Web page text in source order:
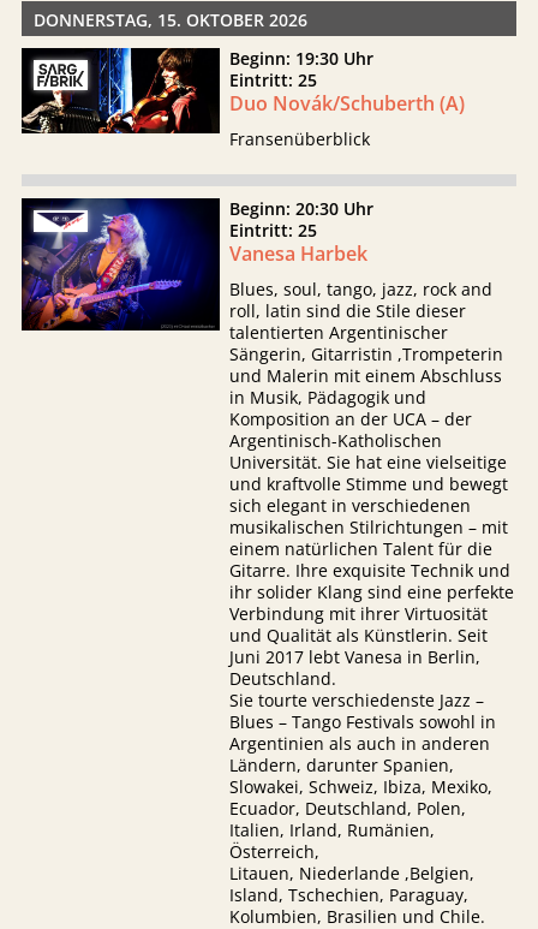
DONNERSTAG, 15. OKTOBER 2026
Beginn: 19:30 Uhr
Eintritt: 25
Duo Novák/Schuberth (A)
Fransenüberblick
Beginn: 20:30 Uhr
Eintritt: 25
Vanesa Harbek
Blues, soul, tango, jazz, rock and
roll, latin sind die Stile dieser
talentierten Argentinischer
Sängerin, Gitarristin ,Trompeterin
und Malerin mit einem Abschluss
in Musik, Pädagogik und
Komposition an der UCA – der
Argentinisch-Katholischen
Universität. Sie hat eine vielseitige
und kraftvolle Stimme und bewegt
sich elegant in verschiedenen
musikalischen Stilrichtungen – mit
einem natürlichen Talent für die
Gitarre. Ihre exquisite Technik und
ihr solider Klang sind eine perfekte
Verbindung mit ihrer Virtuosität
und Qualität als Künstlerin. Seit
Juni 2017 lebt Vanesa in Berlin,
Deutschland.
Sie tourte verschiedenste Jazz –
Blues – Tango Festivals sowohl in
Argentinien als auch in anderen
Ländern, darunter Spanien,
Slowakei, Schweiz, Ibiza, Mexiko,
Ecuador, Deutschland, Polen,
Italien, Irland, Rumänien,
Österreich,
Litauen, Niederlande ,Belgien,
Island, Tschechien, Paraguay,
Kolumbien, Brasilien und Chile.